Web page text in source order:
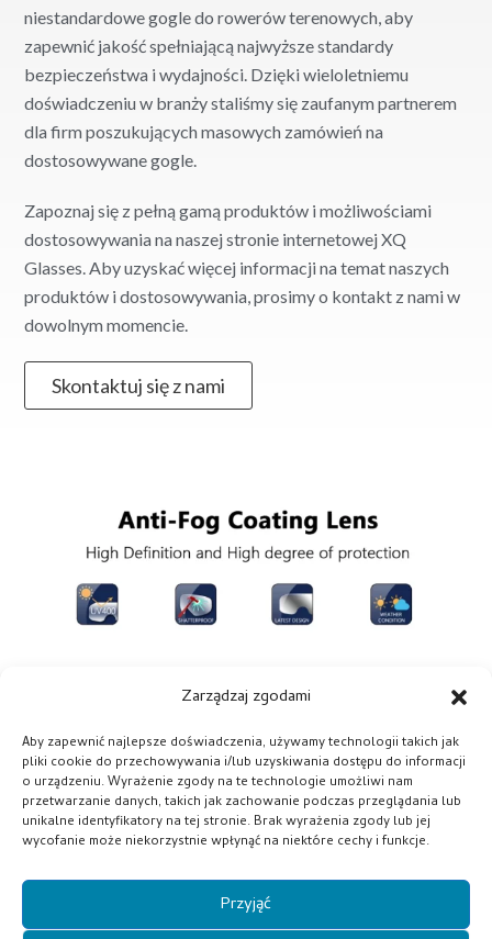
Zarządzaj zgodami
Aby zapewnić najlepsze doświadczenia, używamy technologii takich jak
pliki cookie do przechowywania i/lub uzyskiwania dostępu do informacji
o urządzeniu. Wyrażenie zgody na te technologie umożliwi nam
przetwarzanie danych, takich jak zachowanie podczas przeglądania lub
unikalne identyfikatory na tej stronie. Brak wyrażenia zgody lub jej
wycofanie może niekorzystnie wpłynąć na niektóre cechy i funkcje.
Przyjąć
niestandardowe gogle do rowerów terenowych, aby
zapewnić jakość spełniającą najwyższe standardy
bezpieczeństwa i wydajności. Dzięki wieloletniemu
doświadczeniu w branży staliśmy się zaufanym partnerem
dla firm poszukujących masowych zamówień na
dostosowywane gogle.
Zapoznaj się z pełną gamą produktów i możliwościami
dostosowywania na naszej stronie internetowej XQ
Glasses. Aby uzyskać więcej informacji na temat naszych
produktów i dostosowywania, prosimy o kontakt z nami w
dowolnym momencie.
Skontaktuj się z nami